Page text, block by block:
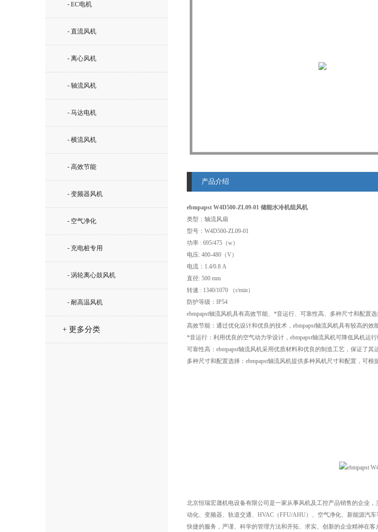
- EC电机
- 直流风机
- 离心风机
- 轴流风机
- 马达电机
- 横流风机
- 高效节能
- 变频器风机
- 空气净化
- 充电桩专用
- 涡轮离心鼓风机
- 耐高温风机
+ 更多分类
产品介绍
ebmpapst W4D500-ZL09-01 储能水冷机组风机
类型：轴流风扇
型号：W4D500-ZL09-01
功率 : 695/475（w）
电压: 400-480（V）
电流：1.4/0.8 A
直径: 500 mm
转速 : 1340/1070 （r/min）
防护等级：IP54
ebmpapst轴流风机具有高效节能、*音运行、可靠性高、多种尺寸和配置
高效节能：通过优化设计和优良的技术，ebmpapst轴流风机具有较高的效
*音运行：利用优良的空气动力学设计，ebmpapst轴流风机可降低风机运
可靠性高：ebmpapst轴流风机采用优质材料和优良的制造工艺，保证了其
多种尺寸和配置选择：ebmpapst轴流风机提供多种风机尺寸和配置，可
北京恒瑞宏晟机电设备有限公司是一家从事风机及工控产品销售的企业
动化、变频器、轨道交通、HVAC（FFU/AHU）、空气净化、新能源汽
快捷的服务，严谨、科学的管理方法和开拓、求实、创新的企业精神在客